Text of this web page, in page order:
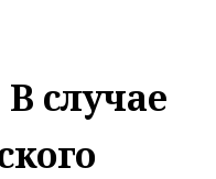
случае